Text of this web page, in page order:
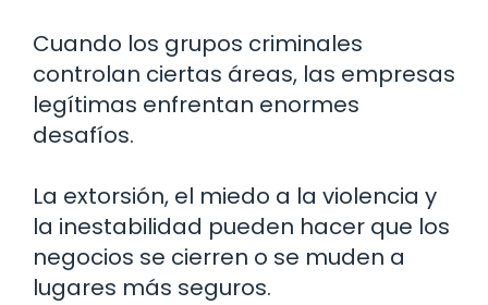
Cuando los grupos criminales
controlan ciertas áreas, las empresas
legítimas enfrentan enormes
desafíos.
La extorsión, el miedo a la violencia y
la inestabilidad pueden hacer que los
negocios se cierren o se muden a
lugares más seguros.